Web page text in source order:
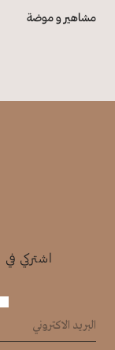
مشاهير و موضة
اشتركي